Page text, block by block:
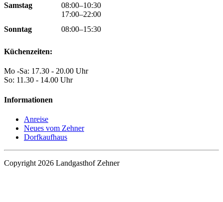
Samstag
08:00–10:30
17:00–22:00
Sonntag
08:00–15:30
Küchenzeiten:
Mo -Sa: 17.30 - 20.00 Uhr
So: 11.30 - 14.00 Uhr
Informationen
Anreise
Neues vom Zehner
Dorfkaufhaus
Copyright 2026 Landgasthof Zehner